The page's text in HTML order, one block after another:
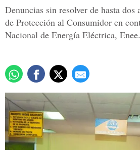
Denuncias sin resolver de hasta dos
de Protección al Consumidor en
Nacional de Energía Eléctrica, Enee.